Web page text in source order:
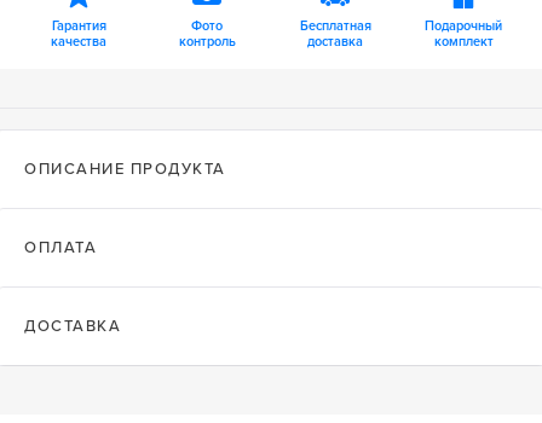
Гарантия
качества
Фото
контроль
Бесплатная
доставка
Подарочный
комплект
ОПИСАНИЕ ПРОДУКТА
ОПЛАТА
ДОСТАВКА